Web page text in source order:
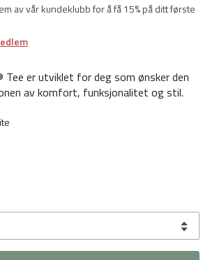
av vår kundeklubb for å få 15% på ditt første
Tee er utviklet for deg som ønsker den
av komfort, funksjonalitet og stil.